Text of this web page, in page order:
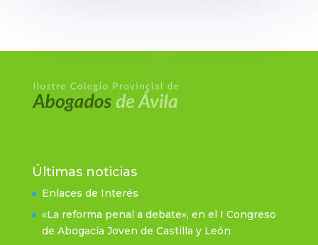
Últimas noticias
Enlaces de Interés
«La reforma penal a debate», en el I Congreso
de Abogacía Joven de Castilla y León